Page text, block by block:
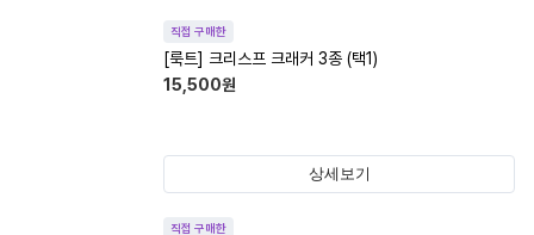
직접 구매한
[룩트] 크리스프 크래커 3종 (택1)
15,500원
상세보기
직접 구매한